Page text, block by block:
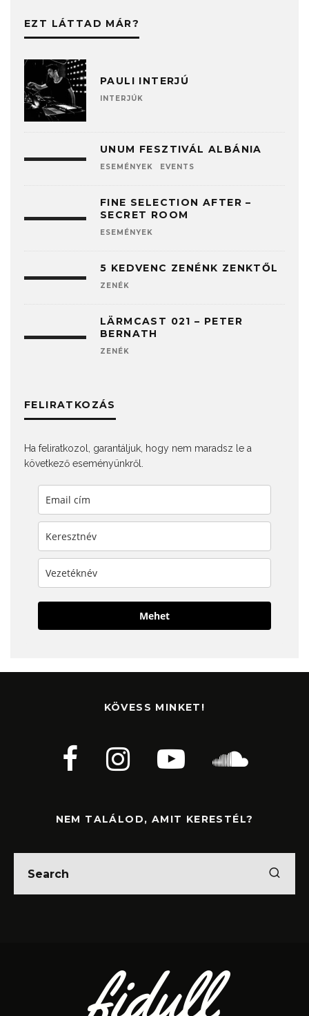
EZT LÁTTAD MÁR?
PAULI INTERJÚ
INTERJÚK
UNUM FESZTIVÁL ALBÁNIA
ESEMÉNYEK EVENTS
FINE SELECTION AFTER –
SECRET ROOM
ESEMÉNYEK
5 KEDVENC ZENÉNK ZENKTŐL
ZENÉK
LÄRMCAST 021 – PETER
BERNATH
ZENÉK
FELIRATKOZÁS
Ha feliratkozol, garantáljuk, hogy nem maradsz le a
következő eseményünkről.
Mehet
KÖVESS MINKET!
NEM TALÁLOD, AMIT KERESTÉL?